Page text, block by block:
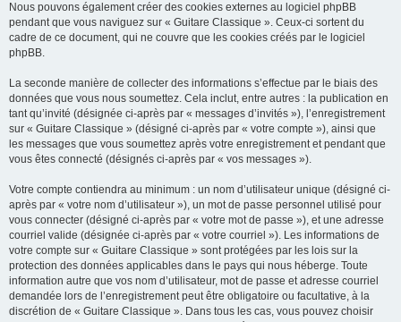
Nous pouvons également créer des cookies externes au logiciel phpBB
pendant que vous naviguez sur « Guitare Classique ». Ceux-ci sortent du
cadre de ce document, qui ne couvre que les cookies créés par le logiciel
phpBB.
La seconde manière de collecter des informations s’effectue par le biais des
données que vous nous soumettez. Cela inclut, entre autres : la publication en
tant qu’invité (désignée ci-après par « messages d’invités »), l’enregistrement
sur « Guitare Classique » (désigné ci-après par « votre compte »), ainsi que
les messages que vous soumettez après votre enregistrement et pendant que
vous êtes connecté (désignés ci-après par « vos messages »).
Votre compte contiendra au minimum : un nom d’utilisateur unique (désigné ci-
après par « votre nom d’utilisateur »), un mot de passe personnel utilisé pour
vous connecter (désigné ci-après par « votre mot de passe »), et une adresse
courriel valide (désignée ci-après par « votre courriel »). Les informations de
votre compte sur « Guitare Classique » sont protégées par les lois sur la
protection des données applicables dans le pays qui nous héberge. Toute
information autre que vos nom d’utilisateur, mot de passe et adresse courriel
demandée lors de l’enregistrement peut être obligatoire ou facultative, à la
discrétion de « Guitare Classique ». Dans tous les cas, vous pouvez choisir